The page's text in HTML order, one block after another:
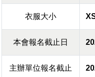
衣服大小
本會報名截止日
主辦單位報名截止